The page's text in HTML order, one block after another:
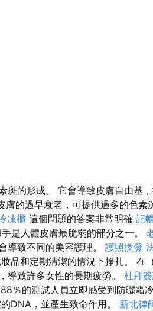
的形成。 它會導致皮膚自由基，
的過早衰老，可提供過多的色素
凍櫃 這個問題的答案非常明確 記
是人體皮膚最脆弱的部分之一。
導致不同的美容護理。 護照換發
品和定期清潔的情況下掙扎。 在
導致許多女性的長期疲勞。 杜拜
88％的測試人員立即感受到防曬霜
DNA，並產生致命作用。 新北律